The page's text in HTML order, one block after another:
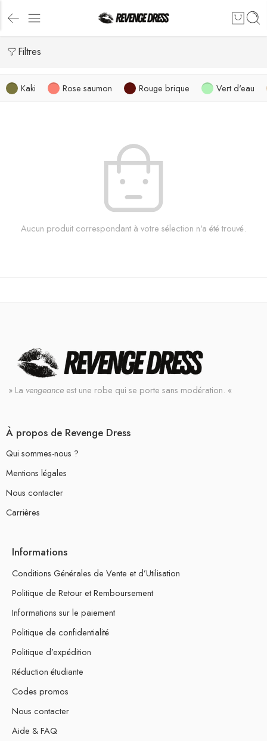
Filtres
Kaki Rose saumon Rouge brique Vert d'eau
Aucun produit correspondant à votre sélection n'a été trouvé.
» La vengeance est une robe qui se porte sans modération. «
À propos de Revenge Dress
Qui sommes-nous ?
Mentions légales
Nous contacter
Carrières
Informations
Conditions Générales de Vente et d’Utilisation
Politique de Retour et Remboursement
Informations sur le paiement
Politique de confidentialité
Politique d’expédition
Réduction étudiante
Codes promos
Nous contacter
Aide & FAQ